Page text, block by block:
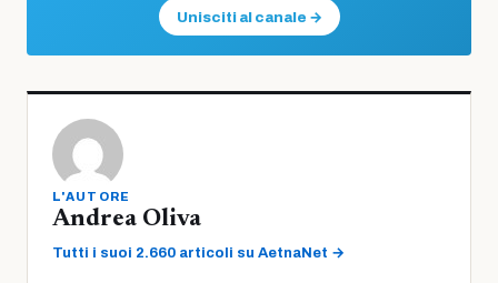
Unisciti al canale →
L'AUTORE
Andrea Oliva
Tutti i suoi 2.660 articoli su AetnaNet →